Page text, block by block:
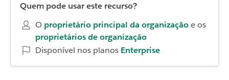
Quem pode usar este recurso?
O proprietário principal da organizaçãoe os
proprietários de organização
Disponível nos planos Enterprise